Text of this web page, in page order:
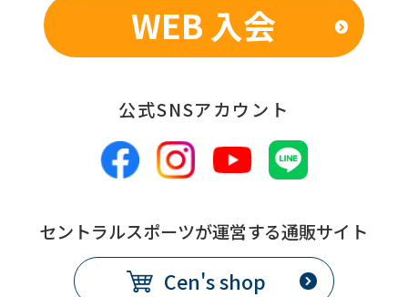
WEB 入会
公式SNSアカウント
セントラルスポーツが運営する通販サイト
Cen's shop